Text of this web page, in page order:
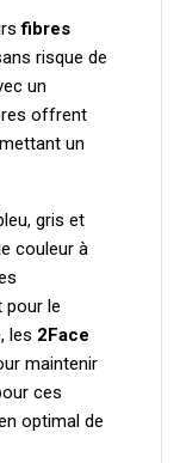
fibres
risque de
un
offrent
un
gris et
couleur à
pour le
les 2Face
maintenir
ces
optimal de